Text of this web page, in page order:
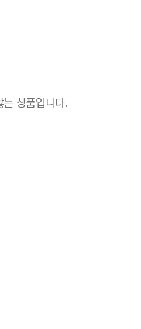
는 상품입니다.